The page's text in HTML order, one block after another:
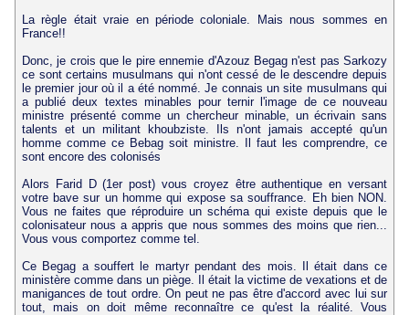
La règle était vraie en période coloniale. Mais nous sommes en
France!!
Donc, je crois que le pire ennemie d'Azouz Begag n'est pas Sarkozy
ce sont certains musulmans qui n'ont cessé de le descendre depuis
le premier jour où il a été nommé. Je connais un site musulmans qui
a publié deux textes minables pour ternir l'image de ce nouveau
ministre présenté comme un chercheur minable, un écrivain sans
talents et un militant khoubziste. Ils n'ont jamais accepté qu'un
homme comme ce Bebag soit ministre. Il faut les comprendre, ce
sont encore des colonisés
Alors Farid D (1er post) vous croyez être authentique en versant
votre bave sur un homme qui expose sa souffrance. Eh bien NON.
Vous ne faites que réproduire un schéma qui existe depuis que le
colonisateur nous a appris que nous sommes des moins que rien...
Vous vous comportez comme tel.
Ce Begag a souffert le martyr pendant des mois. Il était dans ce
ministère comme dans un piège. Il était la victime de vexations et de
manigances de tout ordre. On peut ne pas être d'accord avec lui sur
tout, mais on doit même reconnaître ce qu'est la réalité. Vous